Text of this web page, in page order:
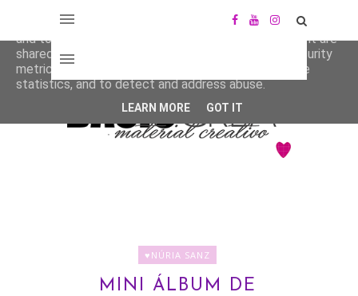
♥NÚRIA SANZ
MINI ÁLBUM DE
This site uses cookies from Google to deliver its services
and to analyze traffic. Your IP address and user-agent are
shared with Google along with performance and security
metrics to ensure quality of service, generate usage
statistics, and to detect and address abuse.
LEARN MORE GOT IT